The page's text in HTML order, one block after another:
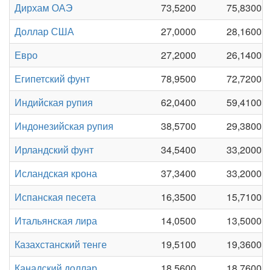
Дирхам ОАЭ
73,5200
75,8300
Доллар США
27,0000
28,1600
Евро
27,2000
26,1400
Египетский фунт
78,9500
72,7200
Индийская рупия
62,0400
59,4100
Индонезийская рупия
38,5700
29,3800
Ирландский фунт
34,5400
33,2000
Исландская крона
37,3400
33,2000
Испанская песета
16,3500
15,7100
Итальянская лира
14,0500
13,5000
Казахстанский тенге
19,5100
19,3600